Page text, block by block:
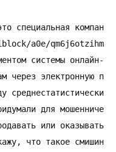
специальная
a0e/
системы
через электронную
для
или
что такое